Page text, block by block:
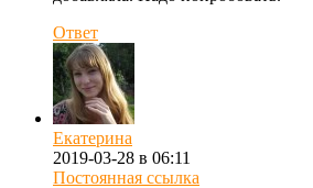
Ответ
Екатерина
2019-03-28 в 06:11
Постоянная ссылка